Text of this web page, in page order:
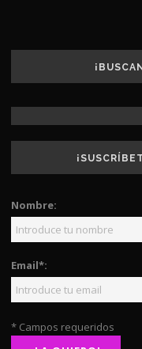
Nombre:
Email*:
* Campos requeridos